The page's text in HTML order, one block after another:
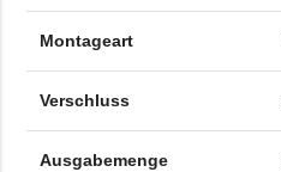
Montageart
Verschluss
Ausgabemenge